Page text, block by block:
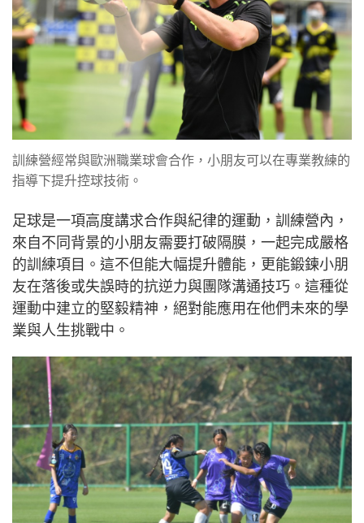
訓練營經常與歐洲職業球會合作，小朋友可以在專業教練的
指導下提升控球技術。
足球是一項高度講求合作與紀律的運動，訓練營內，
來自不同背景的小朋友需要打破隔膜，一起完成嚴格
的訓練項目。這不但能大幅提升體能，更能鍛鍊小朋
友在落後或失誤時的抗逆力與團隊溝通技巧。這種從
運動中建立的堅毅精神，絕對能應用在他們未來的學
業與人生挑戰中。